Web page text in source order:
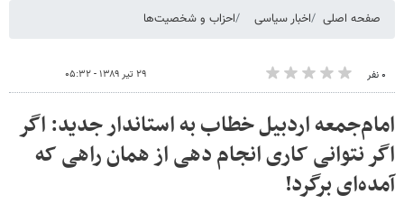
صفحه اصلی اخبار سیاسی احزاب و شخصیت‌ها
۰ نفر ۲۹ تیر ۱۳۸۹ - ۰۵:۳۲
امام‌جمعه اردبیل خطاب به استاندار جدید: اگر
اگر نتوانی کاری انجام دهی از همان راهی که
آمده‌ای برگرد!